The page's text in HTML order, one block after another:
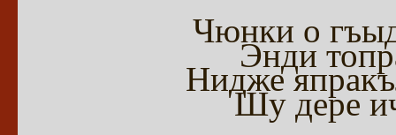
Чюнки о
Энди
Нидже
Шу дере